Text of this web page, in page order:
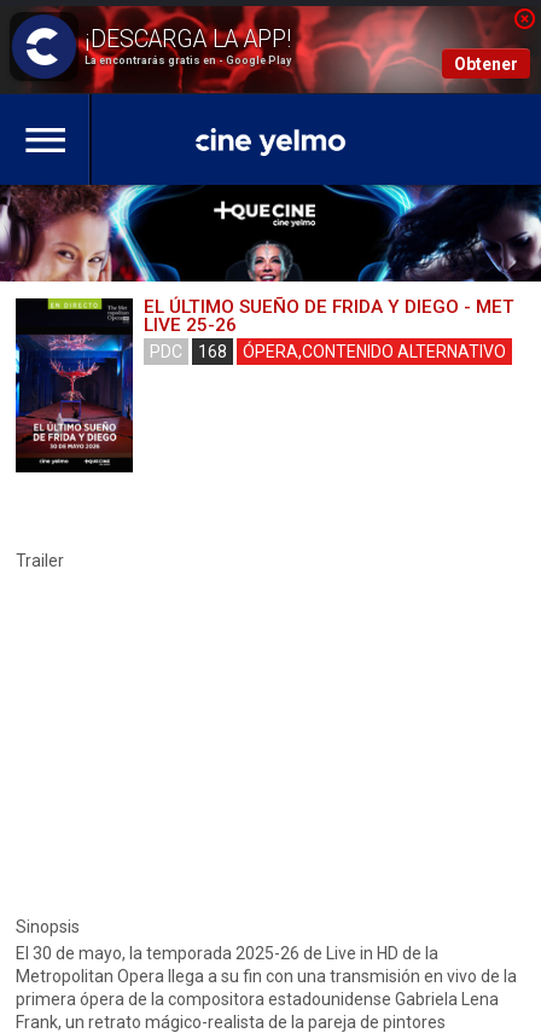
La encontrarás gratis en - Google Play Obtener
EL ÚLTIMO SUEÑO DE FRIDA Y DIEGO - MET
LIVE 25-26
PDC 168 ÓPERA,CONTENIDO ALTERNATIVO
Trailer
Sinopsis
El 30 de mayo, la temporada 2025-26 de Live in HD de la
Metropolitan Opera llega a su fin con una transmisión en vivo de la
primera ópera de la compositora estadounidense Gabriela Lena
Frank, un retrato mágico-realista de la pareja de pintores